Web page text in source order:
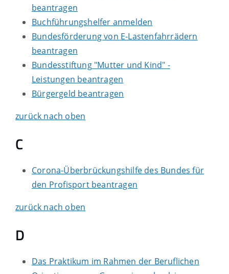
beantragen
Buchführungshelfer anmelden
Bundesförderung von E-Lastenfahrrädern
beantragen
Bundesstiftung "Mutter und Kind" -
Leistungen beantragen
Bürgergeld beantragen
zurück nach oben
C
Corona-Überbrückungshilfe des Bundes für
den Profisport beantragen
zurück nach oben
D
Das Praktikum im Rahmen der Beruflichen